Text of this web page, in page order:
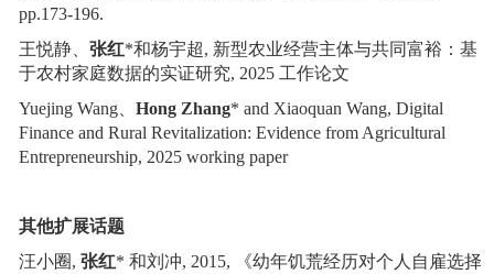
pp.173-196.
王悦静、 张红*和杨宇超, 新型农业经营主体与共同富裕：基
于农村家庭数据的实证研究, 2025 工作论文
Yuejing Wang
Hong Zhang* and Xiaoquan Wang, Digital
Finance and Rural Revitalization: Evidence from Agricultural
Entrepreneurship, 2025 working paper
其他扩展话题
汪小圈, 张红* 和刘冲, 2015,
《幼年饥荒经历对个人自雇选择